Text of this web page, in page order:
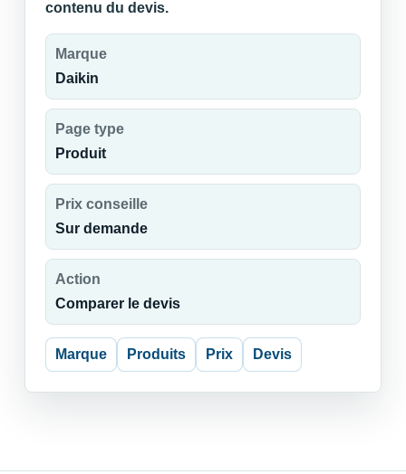
contenu du devis.
Marque
Daikin
Page type
Produit
Prix conseille
Sur demande
Action
Comparer le devis
Marque Produits Prix Devis